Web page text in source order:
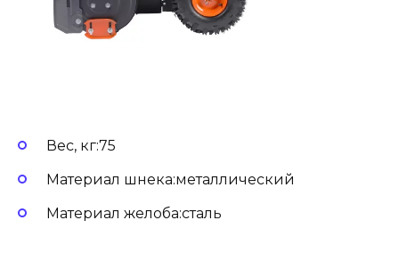
Вес, кг:75
Материал шнека:металлический
Материал желоба:сталь